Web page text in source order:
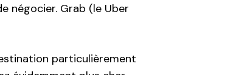
négocier. Grab (le Uber
particulièrement